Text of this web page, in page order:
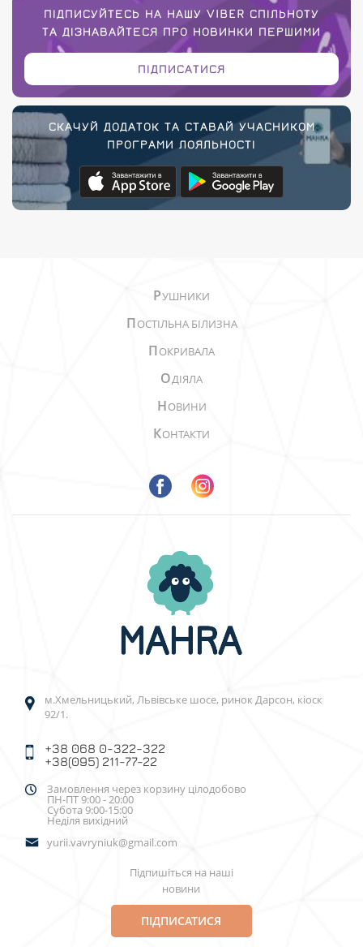
ПІДПИСУЙТЕСЬ НА НАШУ VIBER СПІЛЬНОТУ
ТА ДІЗНАВАЙТЕСЯ ПРО НОВИНКИ ПЕРШИМИ
ПІДПИСАТИСЯ
СКАЧУЙ ДОДАТОК ТА СТАВАЙ УЧАСНИКОМ
ПРОГРАМИ ЛОЯЛЬНОСТІ
РУШНИКИ
ПОСТІЛЬНА БІЛИЗНА
ПОКРИВАЛА
ОДІЯЛА
НОВИНИ
КОНТАКТИ
м.Хмельницький, Львівське шосе, ринок Дарсон, кіоск
92/1.
+38 068 0-322-322
+38(095) 211-77-22
Замовлення через корзину цілодобово
ПН-ПТ 9:00 - 20:00
Субота 9:00-15:00
Неділя вихідний
yurii.vavryniuk@gmail.com
Підпишіться на наші
новини
ПІДПИСАТИСЯ